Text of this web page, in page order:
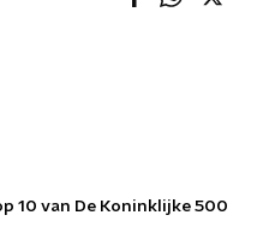
10 van De Koninklijke 500